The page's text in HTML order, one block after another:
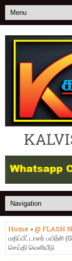
Home »@ FLASH
மதிப்பீட்டாளர் பயிற்சி
செய்தி வெளியீடு